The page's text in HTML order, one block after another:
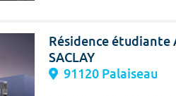
Résidence étudiante
SACLAY
91120 Palaiseau